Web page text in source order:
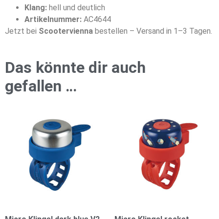
Klang: hell und deutlich
Artikelnummer: AC4644
Jetzt bei Scootervienna bestellen – Versand in 1–3 Tagen.
Das könnte dir auch
gefallen …